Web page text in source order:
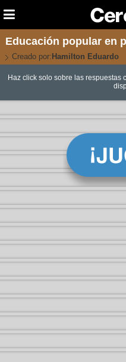
Educación popular en
Creado por: Hamilton Eduardo
Haz click solo sobre las respuestas